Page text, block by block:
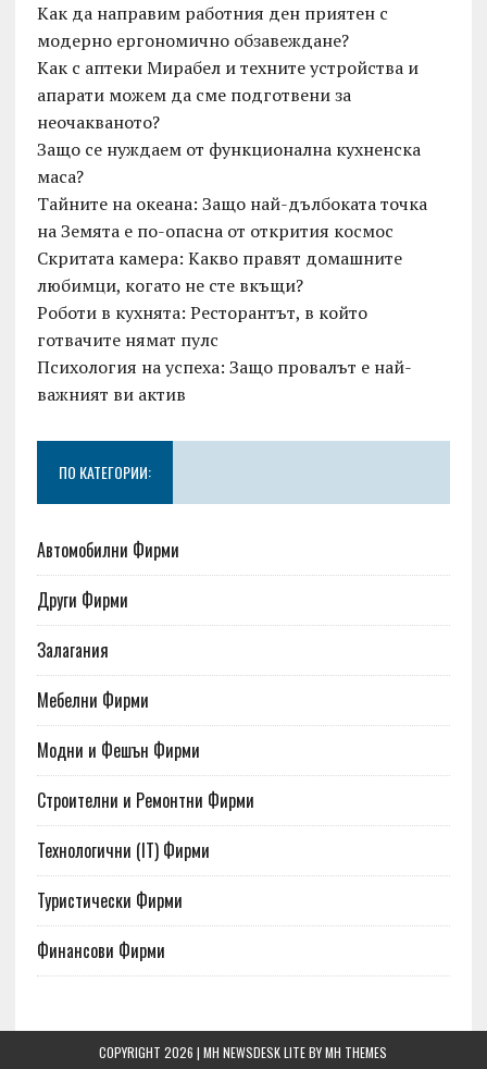
Как да направим работния ден приятен с
модерно ергономично обзавеждане?
Как с аптеки Мирабел и техните устройства и
апарати можем да сме подготвени за
неочакваното?
Защо се нуждаем от функционална кухненска
маса?
Тайните на океана: Защо най-дълбоката точка
на Земята е по-опасна от открития космос
Скритата камера: Какво правят домашните
любимци, когато не сте вкъщи?
Роботи в кухнята: Ресторантът, в който
готвачите нямат пулс
Психология на успеха: Защо провалът е най-
важният ви актив
ПО КАТЕГОРИИ:
Автомобилни Фирми
Други Фирми
Залагания
Мебелни Фирми
Модни и Фешън Фирми
Строителни и Ремонтни Фирми
Технологични (IT) Фирми
Туристически Фирми
Финансови Фирми
COPYRIGHT 2026 | MH NEWSDESK LITE BYMH THEMES